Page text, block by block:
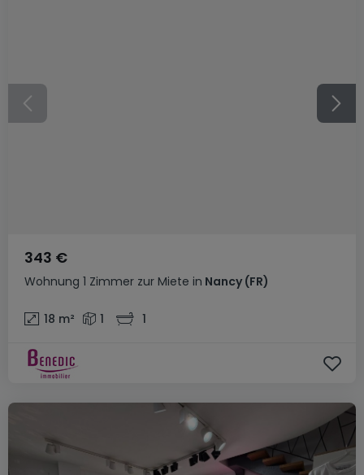
Wohnung 1 Zimmer zur Miete in Nancy (FR)
343 €
18 m² 1 1